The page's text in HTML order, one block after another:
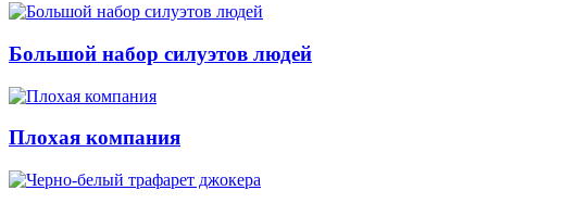
Большой набор силуэтов людей
Плохая компания